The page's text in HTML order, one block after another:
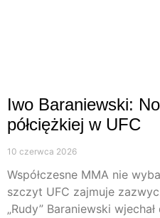
Iwo Baraniewski:
półciężkiej w UFC
10 czerwca 2026
Współczesne MMA nie
szczyt UFC zajmuje
„Rudy” Baraniewski